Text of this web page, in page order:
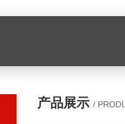
产品展示 /